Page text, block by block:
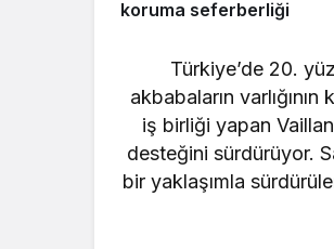
koruma seferberliği
Türkiye’de 20.
akbabaların
iş birliği yapan
desteğini sürdürüyor.
bir yaklaşımla